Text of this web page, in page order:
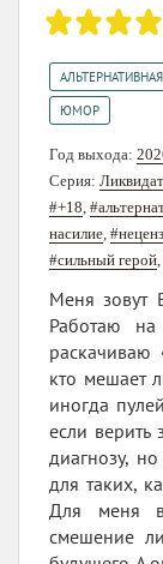
ЮМОР
Год выхода:
Серия:
#+18,
насилие,
#сильный герой,
Меня зовут
Работаю
кто мешает
иногда
если верить
диагнозу,
для таких,
Для меня
смешение